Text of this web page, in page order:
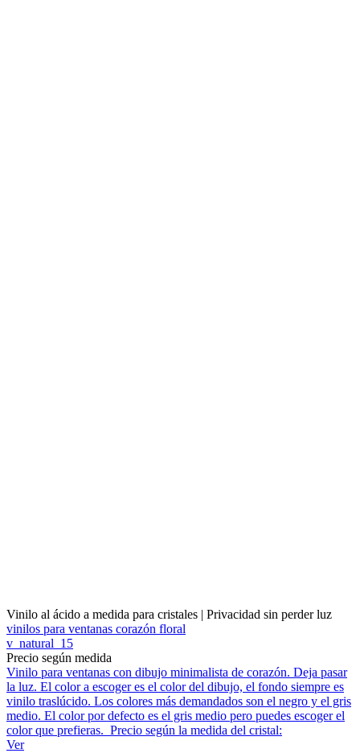
Vinilo al ácido a medida para cristales | Privacidad sin perder luz
vinilos para ventanas corazón floral
v_natural_15
Precio según medida
Vinilo para ventanas con dibujo minimalista de corazón. Deja pasar
la luz. El color a escoger es el color del dibujo, el fondo siempre es
vinilo traslúcido. Los colores más demandados son el negro y el gris
medio. El color por defecto es el gris medio pero puedes escoger el
color que prefieras. Precio según la medida del cristal:
Ver